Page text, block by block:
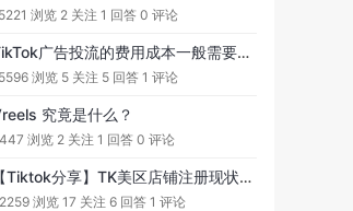
浏览 2 关注 1 回答 0 评论
TikTok广告投流的费用成本一般需要多少呢？如何估算广告投流的效果。
浏览 5 关注 5 回答 1 评论
究竟是什么？
浏览 2 关注 1 回答 0 评论
【Tiktok分享】TK美区店铺注册现状分享
浏览17 关注 6 回答 1 评论